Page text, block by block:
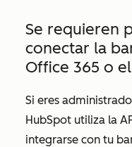
Se requieren
conectar la
Office 365 o
Si eres
HubSpot utiliza la
integrarse con tu